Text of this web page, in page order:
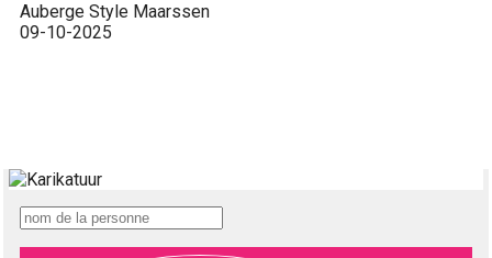
Auberge Style Maarssen
09-10-2025